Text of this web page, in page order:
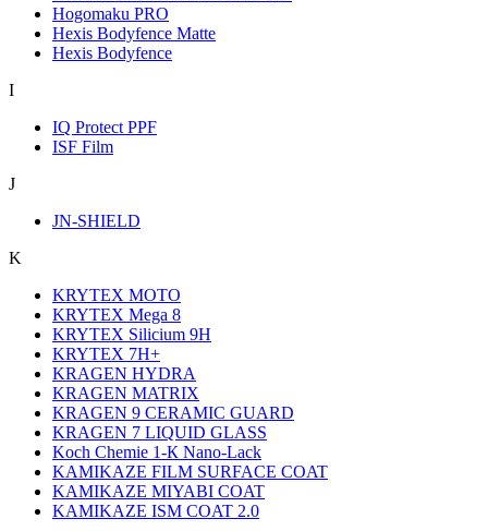
Hogomaku PRO
Hexis Bodyfence Matte
Hexis Bodyfence
I
IQ Protect PPF
ISF Film
J
JN-SHIELD
K
KRYTEX MOTO
KRYTEX Mega 8
KRYTEX Silicium 9H
KRYTEX 7H+
KRAGEN HYDRA
KRAGEN MATRIX
KRAGEN 9 CERAMIC GUARD
KRAGEN 7 LIQUID GLASS
Koch Chemie 1-К Nano-Lack
KAMIKAZE FILM SURFACE COAT
KAMIKAZE MIYABI COAT
KAMIKAZE ISM COAT 2.0